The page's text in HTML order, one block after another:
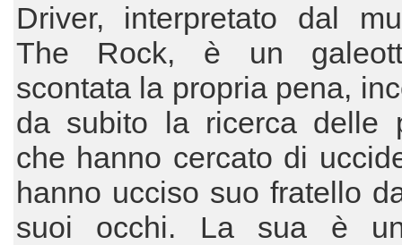
Driver, interpretato dal
The Rock, è un
scontata la propria pena,
da subito la ricerca delle
che hanno cercato di
hanno ucciso suo fratello
suoi occhi. La sua è